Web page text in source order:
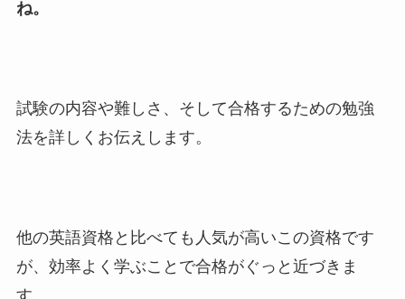
ね。
試験の内容や難しさ、そして合格するための勉強
法を詳しくお伝えします。
他の英語資格と比べても人気が高いこの資格です
が、効率よく学ぶことで合格がぐっと近づきま
す。